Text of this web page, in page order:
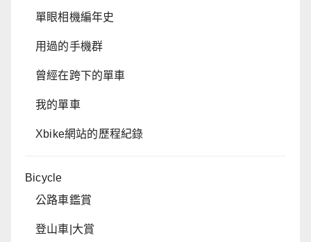
單眼相機編年史
用過的手機群
曾經在跨下的單車
我的單車
Xbike網站的歷程紀錄
Bicycle
公路車鑑賞
登山車|大賞